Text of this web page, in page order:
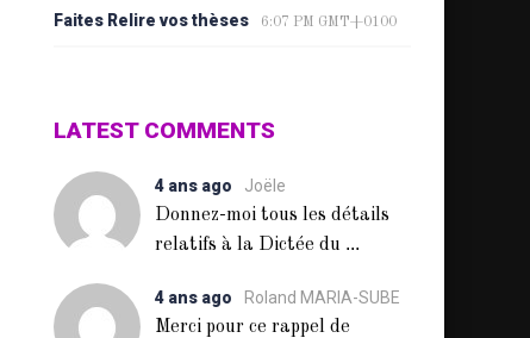
Faites Relire vos thèses 6:07 PM GMT+0100
LATEST COMMENTS
4 ans ago
Joële
Donnez-moi tous les détails
relatifs à la Dictée du ...
4 ans ago
Roland MARIA-SUBE
Merci pour ce rappel de